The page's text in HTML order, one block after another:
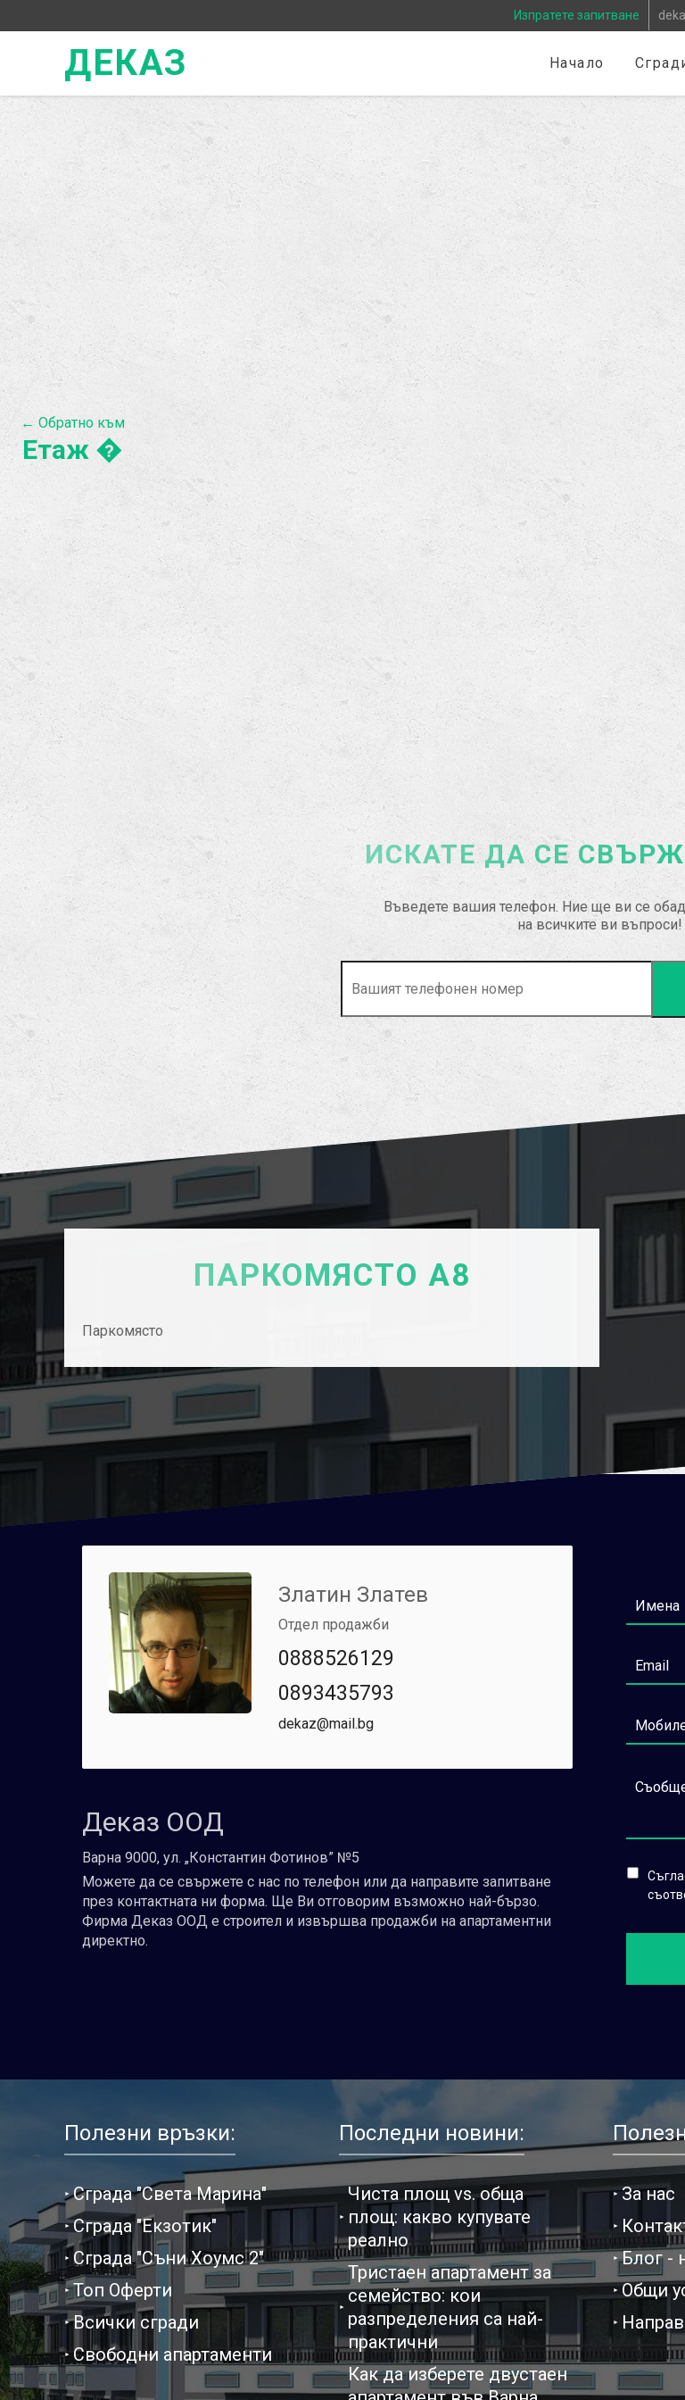
Изпратете запитване
ДЕКАЗ Начало
ИСКАТЕ ДА СЕ
Въведете вашия телефон. Ние ще ви се
на всичките ви въпроси!
ПАРКОМЯСТО А8
Паркомясто
Златин Златев
Отдел продажби
0888526129
0893435793
dekaz@mail.bg
Деказ ООД
Варна 9000, ул. „Константин Фотинов” №5
Можете да се свържете с нас по телефон или да направите запитване
през контактната ни форма. Ще Ви отговорим възможно най-бързо.
Фирма Деказ ООД е строител и извършва продажби на апартаментни
директно.
← Обратно към
Етаж �
Полезни връзки:
Сграда "Света Марина"
Сграда "Екзотик"
Сграда "Съни Хоумс 2"
Топ Оферти
Всички сгради
Свободни апартаменти
Последни новини:
Чиста площ vs. обща
площ: какво купувате
реално
Тристаен апартамент за
семейство: кои
разпределения са най-
практични
Как да изберете двустаен
За нас
Блог -
Общи